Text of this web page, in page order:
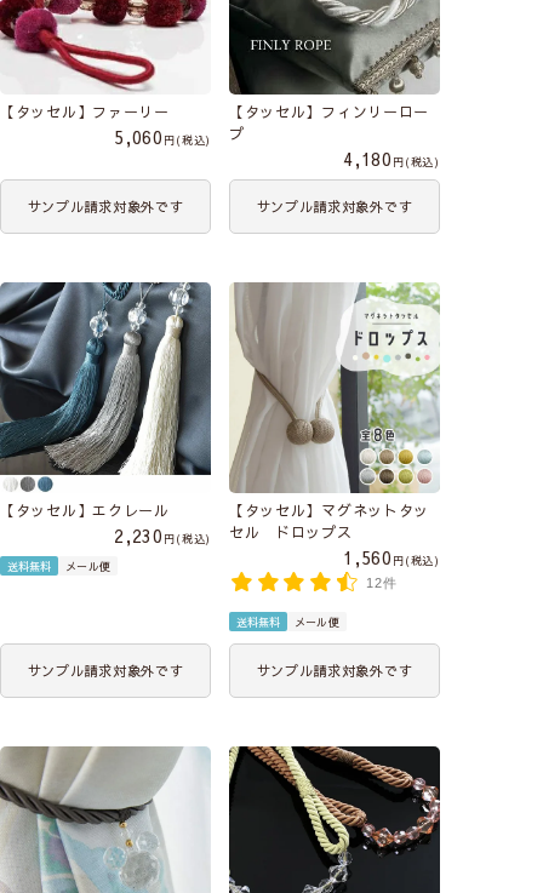
【タッセル】ファーリー
5,060 税込
サンプル請求対象外です
【タッセル】フィンリーロー
プ
4,180 税込
サンプル請求対象外です
【タッセル】エクレール
2,230
税込
送料無料
メール便
サンプル請求対象外です
【タッセル】マグネットタッ
セル ドロップス
1,560
税込
12件
送料無料 メール便
サンプル請求対象外です